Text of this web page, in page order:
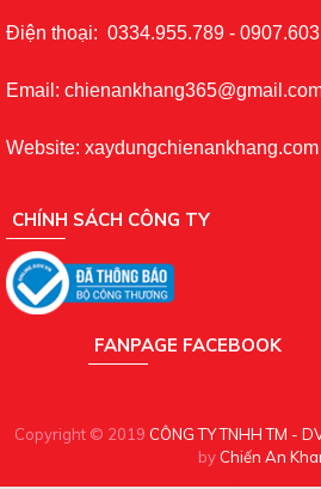
Điện thoại: 0334.955.789 -
Email:
Website: xaydungchienankhang.com
CHÍNH SÁCH CÔNG TY
FANPAGE FACEBOOK
Copyright © 2019 CÔNG TY TNHH TM -
by Chiến An